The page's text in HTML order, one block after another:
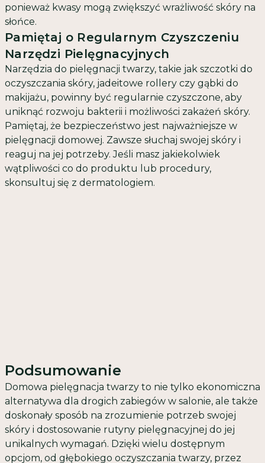
ponieważ kwasy mogą zwiększyć wrażliwość skóry na
słońce.
Pamiętaj o Regularnym Czyszczeniu
Narzędzi Pielęgnacyjnych
Narzędzia do pielęgnacji twarzy, takie jak szczotki do
oczyszczania skóry, jadeitowe rollery czy gąbki do
makijażu, powinny być regularnie czyszczone, aby
uniknąć rozwoju bakterii i możliwości zakażeń skóry.
Pamiętaj, że bezpieczeństwo jest najważniejsze w
pielęgnacji domowej. Zawsze słuchaj swojej skóry i
reaguj na jej potrzeby. Jeśli masz jakiekolwiek
wątpliwości co do produktu lub procedury,
skonsultuj się z dermatologiem.
Podsumowanie
Domowa pielęgnacja twarzy to nie tylko ekonomiczna
alternatywa dla drogich zabiegów w salonie, ale także
doskonały sposób na zrozumienie potrzeb swojej
skóry i dostosowanie rutyny pielęgnacyjnej do jej
unikalnych wymagań. Dzięki wielu dostępnym
opcjom, od głębokiego oczyszczania twarzy, przez